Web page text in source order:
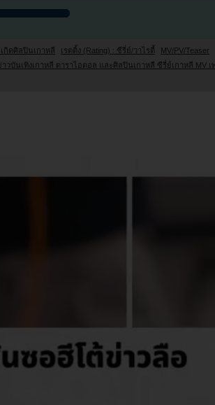
กิดศิลปินเกาหลี เรตติ้ง (Rating) : ซีรี่ย์/วาไรตี้
MV/PV/Teaser
าวบันเทิงเกาหลี ดาราไอดอล และศิลปินเกาหลี ซีรี่ย์เกาหลี MV